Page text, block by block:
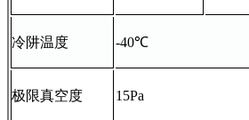
冷阱温度 -40℃
极限真空度 15Pa